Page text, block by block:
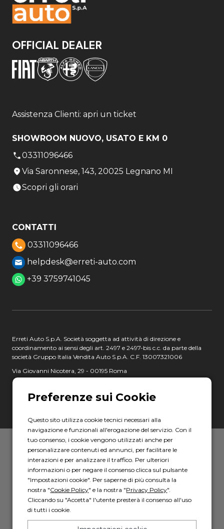
OFFICIAL DEALER
Assistenza Clienti: apri un ticket
SHOWROOM NUOVO, USATO E KM 0
03311096466
Via Saronnese, 143, 20025 Legnano MI
Scopri gli orari
CONTATTI
03311096466
helpdesk@erreti-auto.com
+39 3759741045
Erreti Auto S.p.A. Società soggetta ad attività di direzione e
coordinamento ai sensi degli art. 2497 e 2497-bis c.c. da parte della
società Gruppo Italia Vendita Auto S.p.A. C.F. 13007321006
Via Giovanni Nicotera, 29 - 00195 Roma
C.F. e P.IVA: 17967781000
PEC: erretiauto@legalmail.it
Privacy policy-Cookie policy
Powered by AD HOC
Questo sito utilizza cookie tecnici necessari alla
navigazione e funzionali all'erogazione del servizio. Con il
tuo consenso, i cookie vengono utilizzati anche per
personalizzare contenuti ed annunci, per facilitare le
interazioni e per analizzare il traffico. Per ulteriori
informazioni o per negare il consenso clicca sul pulsante
"Impostazioni cookie". Per saperne di più consulta la
nostra "Cookie Policy" e la nostra "Privacy Policy".
Cliccando su "Accetta" l'utente presterà il consenso all'uso
di tutti i cookie.